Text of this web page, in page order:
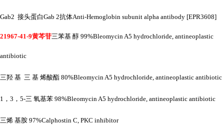
Gab2 接头蛋白Gab 2抗体Anti-Hemoglobin subunit alpha antibody [EPR3608]
21967-41-9黄芩苷三苯基 醇 99%Bleomycin A5 hydrochloride, antineoplastic
antibiotic
三羟 基 三 基 烯酸酯 80%Bleomycin A5 hydrochloride, antineoplastic antibiotic
1，3，5-三 氧基苯 98%Bleomycin A5 hydrochloride, antineoplastic antibiotic
三烯 基胺 97%Calphostin C, PKC inhibitor